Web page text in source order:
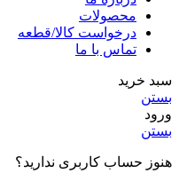
محصولات
درخواست کالا/قطعه
تماس با ما
سبد خرید
بستن
ورود
بستن
هنوز حساب کاربری ندارید؟